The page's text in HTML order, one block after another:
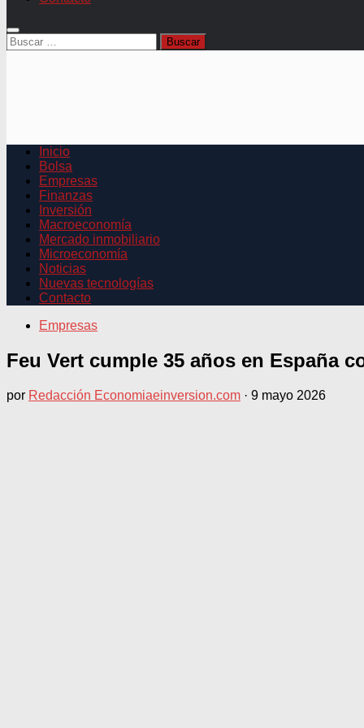
Buscar:
Inicio
Bolsa
Empresas
Finanzas
Inversión
Macroeconomía
Mercado inmobiliario
Microeconomía
Noticias
Nuevas tecnologías
Contacto
Empresas
Feu Vert cumple 35 años en España
por Redacción Economiaeinversion.com · 9 mayo 2026